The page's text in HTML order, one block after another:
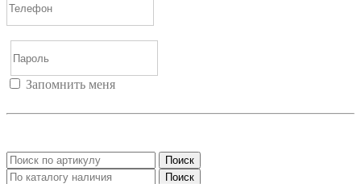
Запомнить меня
Поиск
Поиск